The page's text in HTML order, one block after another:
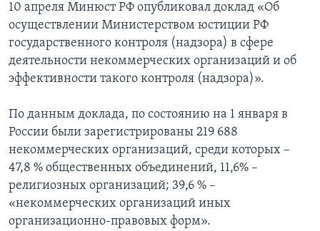
10 апреля Минюст РФ опубликовал доклад «Об
осуществлении Министерством юстиции РФ
государственного контроля (надзора) в сфере
деятельности некоммерческих организаций и об
эффективности такого контроля (надзора)».
По данным доклада, по состоянию на 1 января в
России были зарегистрированы 219 688
некоммерческих организаций, среди которых –
47,8 % общественных объединений, 11,6% –
религиозных организаций; 39,6 % –
«некоммерческих организаций иных
организационно-правовых форм».